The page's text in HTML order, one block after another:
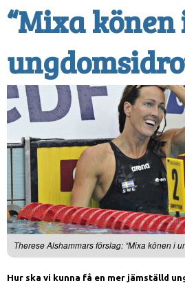
“Mixa könen
Therese Alshammars förslag: “Mixa könen i
Hur ska vi kunna få en mer jämställd